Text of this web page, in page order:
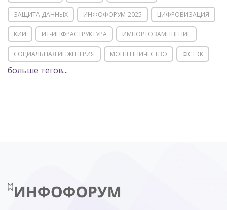
ЗАЩИТА ДАННЫХ ИНФОФОРУМ-2025 ЦИФРОВИЗАЦИЯ
КИИ ИТ-ИНФРАСТРУКТУРА ИМПОРТОЗАМЕЩЕНИЕ
СОЦИАЛЬНАЯ ИНЖЕНЕРИЯ МОШЕННИЧЕСТВО ФСТЭК
POSITIVE TECHNOLOGIES
МИНЦИФРЫ РОССИИ NGFW
больше тегов...